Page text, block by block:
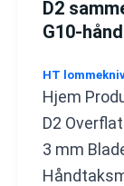
D2
G10-
HT
Hjem
D2
3 mm